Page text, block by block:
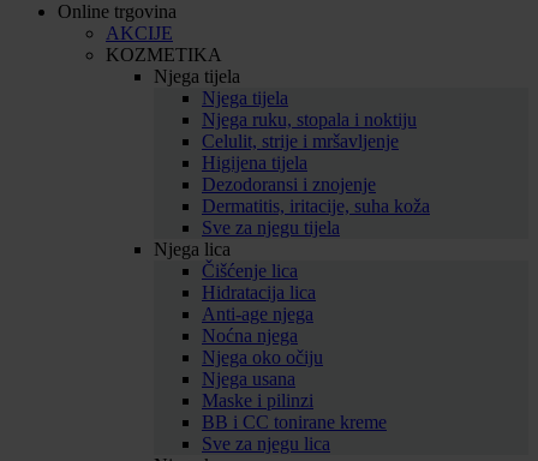
Online trgovina
AKCIJE
KOZMETIKA
Njega tijela
Njega tijela
Njega ruku, stopala i noktiju
Celulit, strije i mršavljenje
Higijena tijela
Dezodoransi i znojenje
Dermatitis, iritacije, suha koža
Sve za njegu tijela
Njega lica
Čišćenje lica
Hidratacija lica
Anti-age njega
Noćna njega
Njega oko očiju
Njega usana
Maske i pilinzi
BB i CC tonirane kreme
Sve za njegu lica